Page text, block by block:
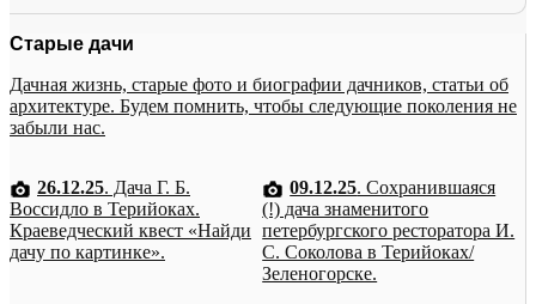
Старые дачи
Дачная жизнь, старые фото и биографии дачников, статьи об
архитектуре. Будем помнить, чтобы следующие поколения не
забыли нас.
26.12.25. Дача Г. Б.
Воссидло в Терийоках.
Краеведческий квест «Найди
дачу по картинке».
09.12.25. Сохранившаяся
(!) дача знаменитого
петербургского ресторатора И.
С. Соколова в Терийоках/
Зеленогорске.